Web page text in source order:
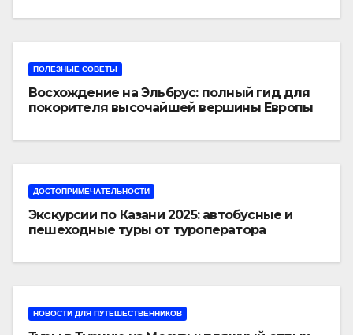
ПОЛЕЗНЫЕ СОВЕТЫ
Восхождение на Эльбрус: полный гид для
покорителя высочайшей вершины Европы
ДОСТОПРИМЕЧАТЕЛЬНОСТИ
Экскурсии по Казани 2025: автобусные и
пешеходные туры от туроператора
НОВОСТИ ДЛЯ ПУТЕШЕСТВЕННИКОВ